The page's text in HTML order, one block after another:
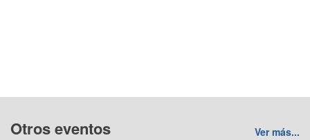
Otros eventos Ver más...